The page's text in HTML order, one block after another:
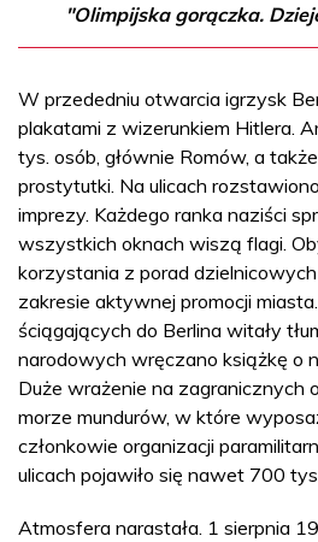
"Olimpijska gorączka.
W przededniu otwarcia igrzysk
plakatami z wizerunkiem Hitlera.
tys. osób, głównie Romów, a
prostytutki. Na ulicach
imprezy. Każdego ranka naziści
wszystkich oknach wiszą flagi.
korzystania z porad
zakresie aktywnej promocji
ściągających do Berlina witały
narodowych wręczano książkę o
Duże wrażenie na zagranicznych
morze mundurów, w które
członkowie organizacji
ulicach pojawiło się nawet 700
Atmosfera narastała. 1 sierpnia